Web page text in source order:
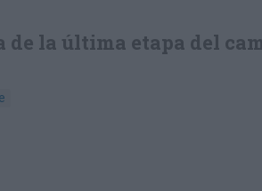
la última etapa del